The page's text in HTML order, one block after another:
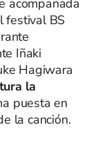
festival BS
Iñaki
Hagiwara
la
puesta en
la canción.